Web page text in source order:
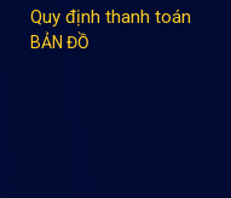
Quy định thanh toán
BẢN ĐỒ